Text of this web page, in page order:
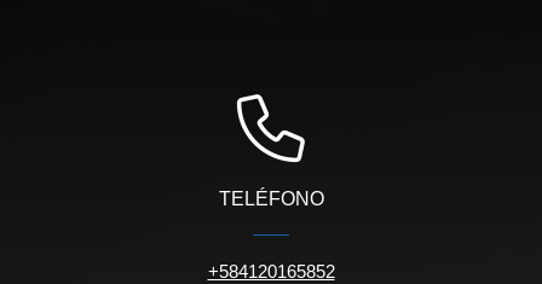
TELÉFONO
+584120165852